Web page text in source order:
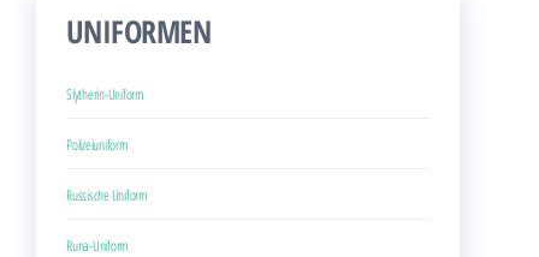
UNIFORMEN
Slytherin-Uniform
Polizeiuniform
Russische Uniform
Runa-Uniform